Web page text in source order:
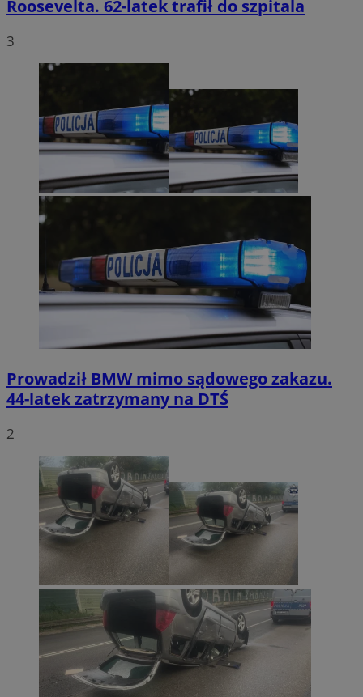
Roosevelta. 62-latek trafił do szpitala
3
Prowadził BMW mimo sądowego zakazu.
44-latek zatrzymany na DTŚ
2